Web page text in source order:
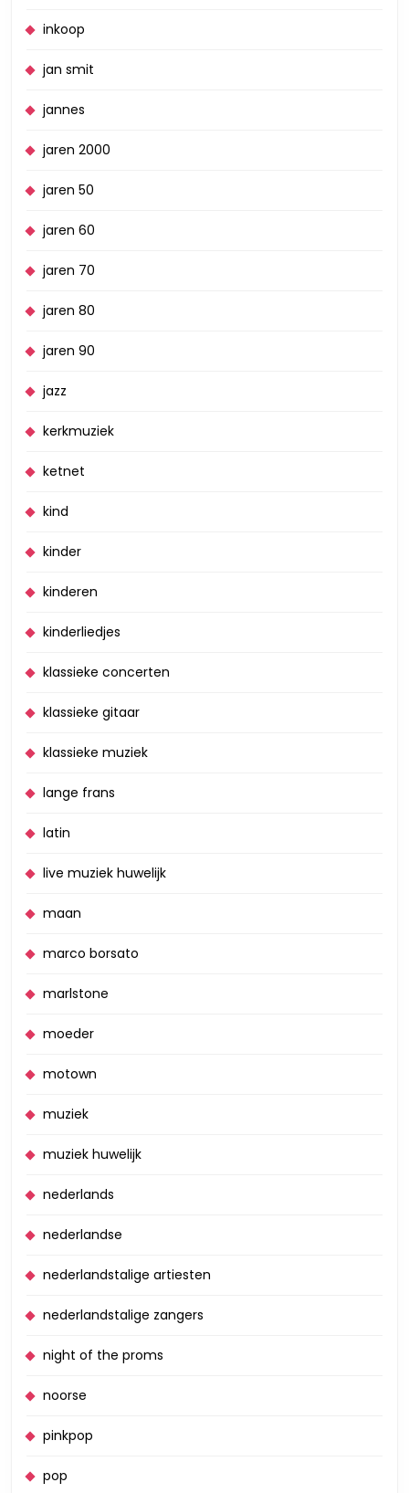
inkoop
jan smit
jannes
jaren 2000
jaren 50
jaren 60
jaren 70
jaren 80
jaren 90
jazz
kerkmuziek
ketnet
kind
kinder
kinderen
kinderliedjes
klassieke concerten
klassieke gitaar
klassieke muziek
lange frans
latin
live muziek huwelijk
maan
marco borsato
marlstone
moeder
motown
muziek
muziek huwelijk
nederlands
nederlandse
nederlandstalige artiesten
nederlandstalige zangers
night of the proms
noorse
pinkpop
pop